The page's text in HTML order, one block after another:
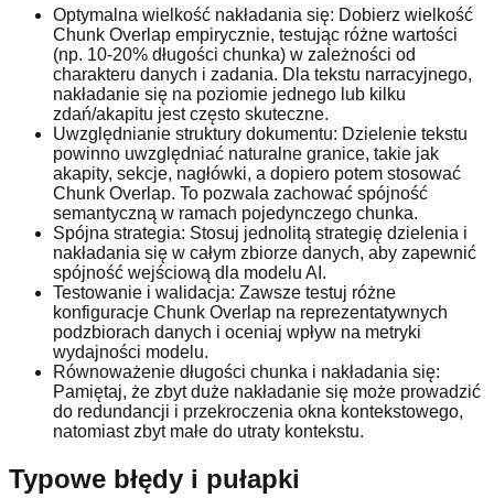
Optymalna wielkość nakładania się: Dobierz wielkość
Chunk Overlap empirycznie, testując różne wartości
(np. 10-20% długości chunka) w zależności od
charakteru danych i zadania. Dla tekstu narracyjnego,
nakładanie się na poziomie jednego lub kilku
zdań/akapitu jest często skuteczne.
Uwzględnianie struktury dokumentu: Dzielenie tekstu
powinno uwzględniać naturalne granice, takie jak
akapity, sekcje, nagłówki, a dopiero potem stosować
Chunk Overlap. To pozwala zachować spójność
semantyczną w ramach pojedynczego chunka.
Spójna strategia: Stosuj jednolitą strategię dzielenia i
nakładania się w całym zbiorze danych, aby zapewnić
spójność wejściową dla modelu AI.
Testowanie i walidacja: Zawsze testuj różne
konfiguracje Chunk Overlap na reprezentatywnych
podzbiorach danych i oceniaj wpływ na metryki
wydajności modelu.
Równoważenie długości chunka i nakładania się:
Pamiętaj, że zbyt duże nakładanie się może prowadzić
do redundancji i przekroczenia okna kontekstowego,
natomiast zbyt małe do utraty kontekstu.
Typowe błędy i pułapki